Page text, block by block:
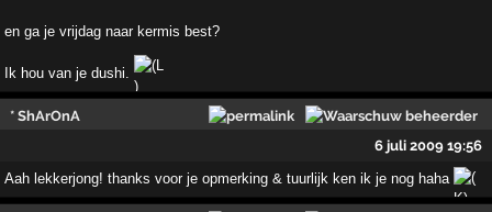
en ga je vrijdag naar kermis best?
Ik hou van je dushi.
* ShArOnA
6 juli 2009 19:56
Aah lekkerjong! thanks voor je opmerking & tuurlijk ken ik je nog haha